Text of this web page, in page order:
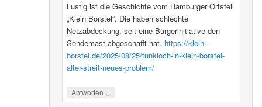
Lustig ist die Geschichte vom Hamburger Ortsteil
„Klein Borstel“. Die haben schlechte
Netzabdeckung, seit eine Bürgerinitiative den
Sendemast abgeschafft hat. https://klein-
borstel.de/2025/08/25/funkloch-in-klein-borstel-
alter-streit-neues-problem/
Antworten ↓